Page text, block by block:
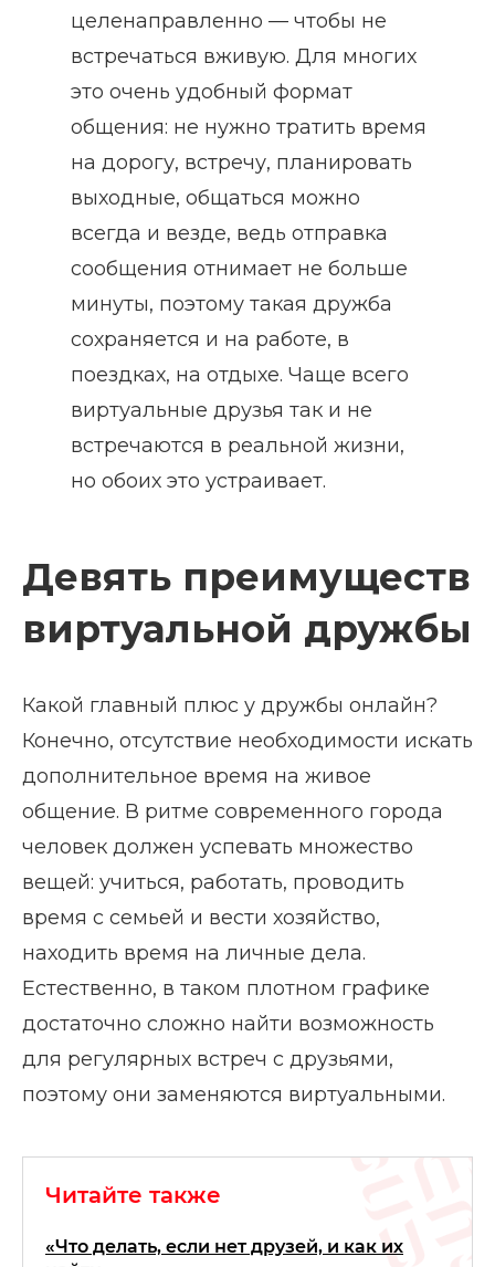
целенаправленно — чтобы не
встречаться вживую. Для многих
это очень удобный формат
общения: не нужно тратить время
на дорогу, встречу, планировать
выходные, общаться можно
всегда и везде, ведь отправка
сообщения отнимает не больше
минуты, поэтому такая дружба
сохраняется и на работе, в
поездках, на отдыхе. Чаще всего
виртуальные друзья так и не
встречаются в реальной жизни,
но обоих это устраивает.
Девять преимуществ
виртуальной дружбы
Какой главный плюс у дружбы онлайн?
Конечно, отсутствие необходимости искать
дополнительное время на живое
общение. В ритме современного города
человек должен успевать множество
вещей: учиться, работать, проводить
время с семьей и вести хозяйство,
находить время на личные дела.
Естественно, в таком плотном графике
достаточно сложно найти возможность
для регулярных встреч с друзьями,
поэтому они заменяются виртуальными.
Читайте также
«Что делать, если нет друзей, и как их